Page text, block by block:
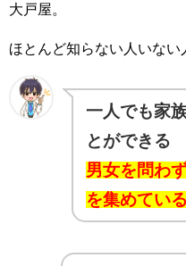
大戸屋。
ほとんど知らない人いない
一人でも家
とができる
男女を問わ
を集めてい